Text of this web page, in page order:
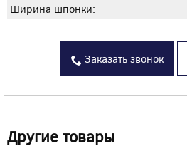
Ширина шпонки:
Заказать звонок
Другие товары